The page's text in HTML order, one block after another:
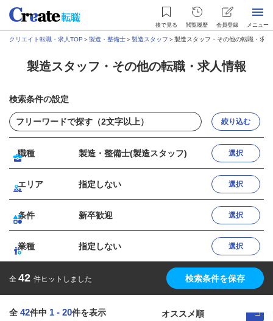
後で見る 閲覧履歴 会員登録 メニュー
クリエイト転職・求人TOP ＞製造・整備士＞製造スタッフ ＞製造スタッフ・その他の転職・求人
製造スタッフ・その他の転職・求人情報
検索条件の設定
絞り込む
職種 製造・整備士(製造スタッフ) 選択
エリア 指定しない 選択
条件 新卒歓迎 選択
業種 指定しない 選択
全 42 件ヒットしました 検索条件を保存
全 42件中 1 - 20件を表示